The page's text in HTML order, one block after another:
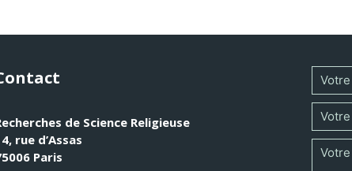
de Science Religieuse
rue d’Assas
Paris